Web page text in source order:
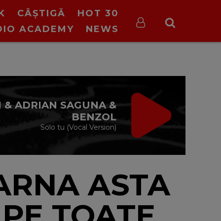
CÂȘTIGĂ
HOT 30
ACADEMY NEWS
MUSIC DE
WEEKEND
ASTA